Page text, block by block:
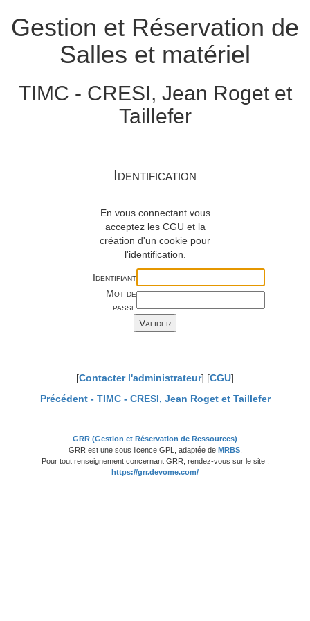
Gestion et Réservation de
Salles et matériel
TIMC - CRESI, Jean Roget et
Taillefer
Identification
En vous connectant vous
acceptez les CGU et la
création d'un cookie pour
l'identification.
Identifiant
Mot de
passe
[Contacter l'administrateur] [CGU]
Précédent - TIMC - CRESI, Jean Roget et Taillefer
GRR (Gestion et Réservation de Ressources)
GRR est une sous licence GPL, adaptée de MRBS.
Pour tout renseignement concernant GRR, rendez-vous sur le site :
https://grr.devome.com/